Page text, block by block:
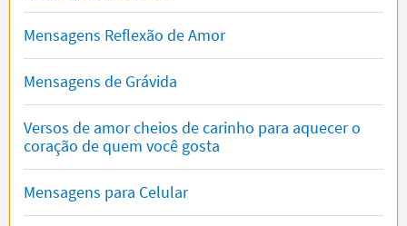
Mensagens Reflexão de Amor
Mensagens de Grávida
Versos de amor cheios de carinho para aquecer o
coração de quem você gosta
Mensagens para Celular